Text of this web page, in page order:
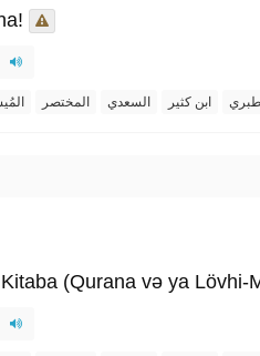
المختصر السعدي ابن كثير
Kitaba (Qurana və ya